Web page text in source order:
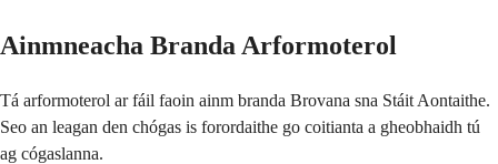
Ainmneacha Branda Arformoterol
Tá arformoterol ar fáil faoin ainm branda Brovana sna Stáit Aontaithe.
Seo an leagan den chógas is forordaithe go coitianta a gheobhaidh tú
ag cógaslanna.